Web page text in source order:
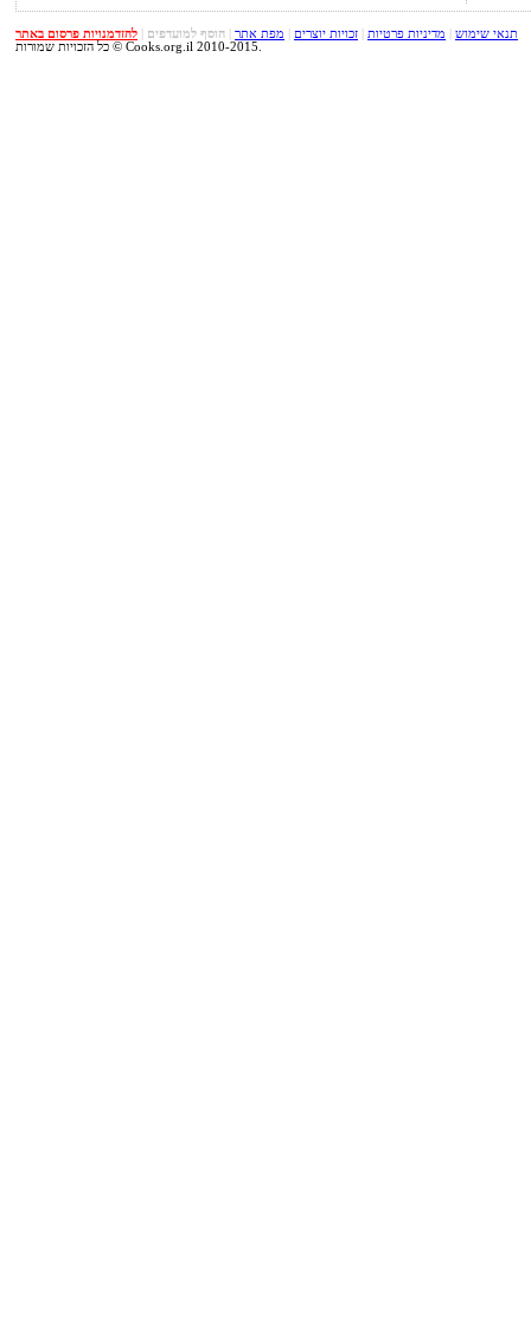
תנאי שימוש מדיניות פרטיות זכויות יוצרים מפת אתר הוסף למועדפים
להזדמנויות פרסום באתר
כל הזכויות שמורות © Cooks.org.il 2010-2015.